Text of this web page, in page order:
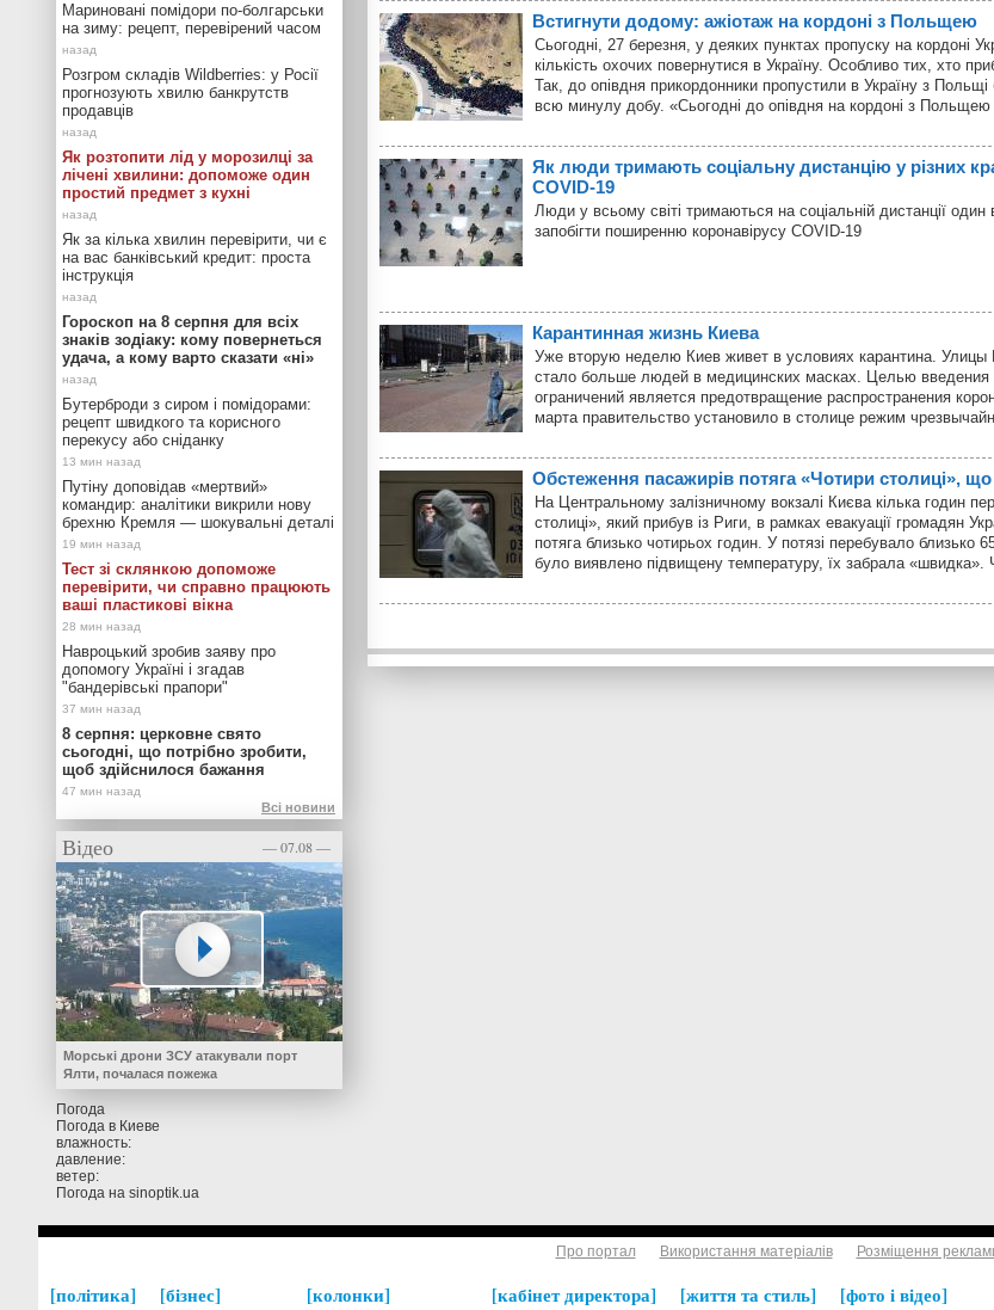
Встигнути додому: ажіотаж на кордоні з Польщею
Сьогодні, 27 березня, у деяких пунктах пропуску на кордоні
кількість охочих повернутися в Україну. Особливо тих, хто
Так, до опівдня прикордонники пропустили в Україну з
всю минулу добу. «Сьогодні до опівдня на кордоні з
Як люди тримають соціальну дистанцію у різних
СOVID-19
Люди у всьому світі тримаються на соціальній дистанції
запобігти поширенню коронавірусу СOVID-19
Карантинная жизнь Киева
Уже вторую неделю Киев живет в условиях карантина. Улицы
стало больше людей в медицинских масках. Целью введения
ограничений является предотвращение распространения
марта правительство установило в столице режим
Обстеження пасажирів потяга «Чотири столиці»,
На Центральному залізничному вокзалі Києва кілька годин
столиці», який прибув із Риги, в рамках евакуації громадян
потяга близько чотирьох годин. У потязі перебувало близько
було виявлено підвищену температуру, їх забрала
Мариновані помідори по-болгарськи
на зиму: рецепт, перевірений часом
Розгром складів Wildberries: у Росії
прогнозують хвилю банкрутств
продавців
Як розтопити лід у морозилці за
лічені хвилини: допоможе один
простий предмет з кухні
Як за кілька хвилин перевірити, чи є
на вас банківський кредит: проста
інструкція
Гороскоп на 8 серпня для всіх
знаків зодіаку: кому повернеться
удача, а кому варто сказати «ні»
Бутерброди з сиром і помідорами:
рецепт швидкого та корисного
перекусу або сніданку
Путіну доповідав «мертвий»
командир: аналітики викрили нову
брехню Кремля — шокувальні деталі
Тест зі склянкою допоможе
перевірити, чи справно працюють
ваші пластикові вікна
Навроцький зробив заяву про
допомогу Україні і згадав
"бандерівські прапори"
8 серпня: церковне свято
сьогодні, що потрібно зробити,
щоб здійснилося бажання
Всі новини
Відео — 07.08 —
Морські дрони ЗСУ атакували порт
Ялти, почалася пожежа
Погода
Погода в Киеве
влажность:
давление:
ветер:
Погода на sinoptik.ua
Про портал Використання матеріалів Розміщення
політика бізнес колонки кабінет директора життя та стиль фото і відео